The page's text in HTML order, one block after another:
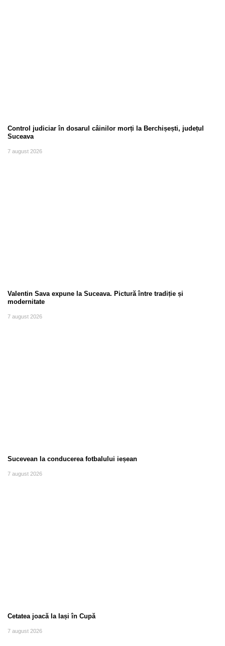
Control judiciar în dosarul câinilor morți la Berchișești, județul
Suceava
7 august 2026
Valentin Sava expune la Suceava. Pictură între tradiție și
modernitate
7 august 2026
Sucevean la conducerea fotbalului ieșean
7 august 2026
Cetatea joacă la Iași în Cupă
7 august 2026